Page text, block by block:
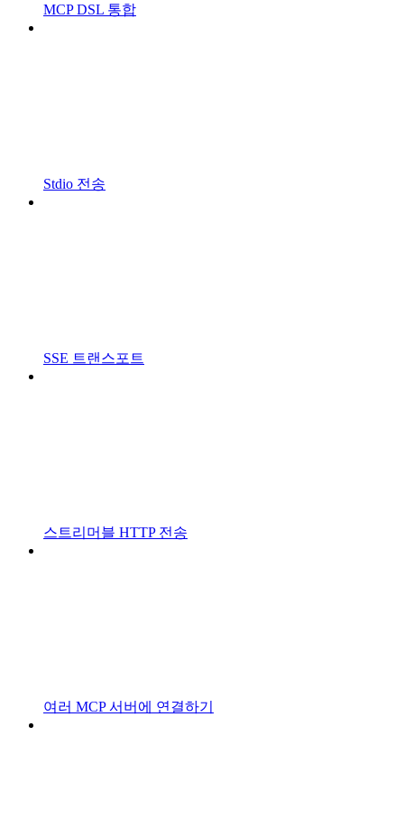
MCP DSL 통합
Stdio 전송
SSE 트랜스포트
스트리머블 HTTP 전송
여러 MCP 서버에 연결하기